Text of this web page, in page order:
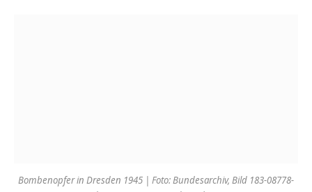
Bombenopfer in Dresden 1945 | Foto: Bundesarchiv, Bild 183-08778-